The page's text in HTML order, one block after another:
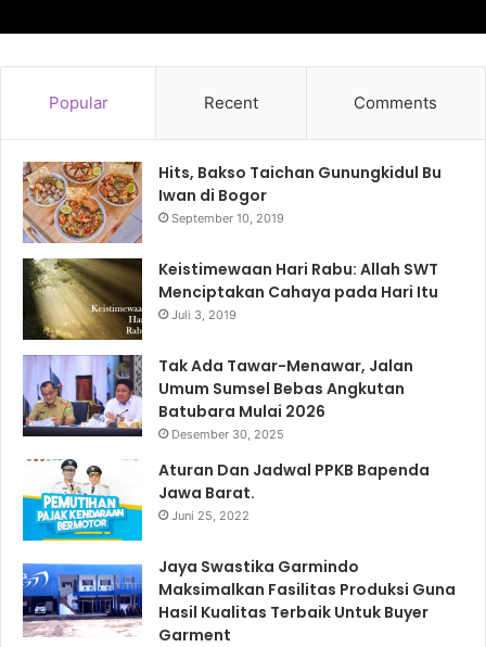
Popular Recent Comments
Hits, Bakso Taichan Gunungkidul Bu
Iwan di Bogor
September 10, 2019
Keistimewaan Hari Rabu: Allah SWT
Menciptakan Cahaya pada Hari Itu
Juli 3, 2019
Tak Ada Tawar-Menawar, Jalan
Umum Sumsel Bebas Angkutan
Batubara Mulai 2026
Desember 30, 2025
Aturan Dan Jadwal PPKB Bapenda
Jawa Barat.
Juni 25, 2022
Jaya Swastika Garmindo
Maksimalkan Fasilitas Produksi Guna
Hasil Kualitas Terbaik Untuk Buyer
Garment